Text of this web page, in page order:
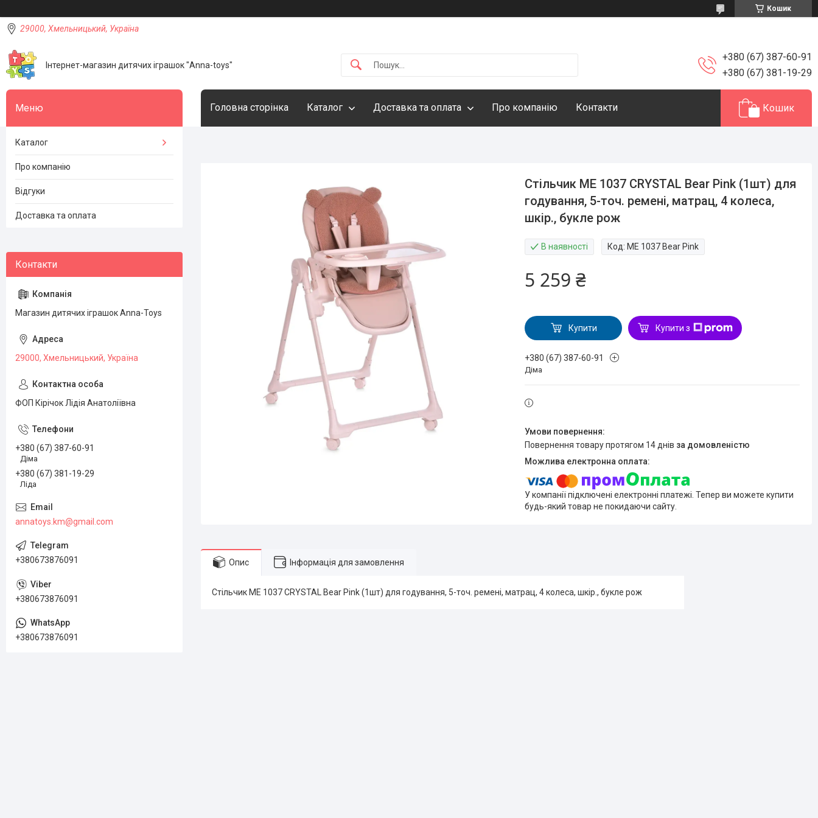
Кошик
29000, Хмельницький, Україна
Інтернет-магазин дитячих іграшок "Anna-toys"
+380 (67) 387-60-91
+380 (67) 381-19-29
Головна сторінка Каталог Доставка та оплата Про компанію Контакти Кошик
Стільчик ME 1037 CRYSTAL Bear Pink (1шт) для
годування, 5-точ. ремені, матрац, 4 колеса,
шкір., букле рож
В наявності Код: ME 1037 Bear Pink
5 259 ₴
Купити Купити з
+380 (67) 387-60-91
Діма
повернення товару протягом 14 днів за домовленістю
У компанії підключені електронні платежі. Тепер ви можете купити
будь-який товар не покидаючи сайту.
Опис Інформація для замовлення
Стільчик ME 1037 CRYSTAL Bear Pink (1шт) для годування, 5-точ. ремені, матрац, 4 колеса, шкір., букле рож
Каталог
Про компанію
Відгуки
Доставка та оплата
Магазин дитячих іграшок Anna-Toys
29000, Хмельницький, Україна
ФОП Кірічок Лідія Анатоліївна
+380 (67) 387-60-91
Діма
+380 (67) 381-19-29
Ліда
annatoys.km@gmail.com
+380673876091
+380673876091
+380673876091